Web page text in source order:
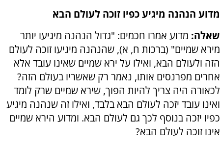
מדוע הנהנה מיגיע כפיו זוכה לעולם הבא
שאלה: מדוע אמרו חכמים: "גדול הנהנה מיגיעו יותר
מירא שמיים" (ברכות ח, א), שהנהנה מיגיעו זוכה לעולם
הזה ולעולם הבא, ואילו על ירא שמיים שאינו עובד אלא
אחרים מפרנסים אותו, נאמר רק שאשריו בעולם הזה?
לכאורה היה צריך להיות הפוך, שירא שמיים שרק לומד
ואינו עובד יזכה לעולם הבא בלבד, ואילו זה שנהנה מיגיע
כפיו יזכה בנוסף לכך גם לעולם הבא. ומדוע הירא שמיים
אינו זוכה לעולם הבא?